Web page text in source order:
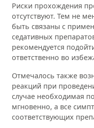
Риски прохождения
отсутствуют. Тем не
быть связаны с
седативных
рекомендуется
ответственно во
Отмечалось также
реакций при
случае необходимая
мгновенно, а все
соответствующих